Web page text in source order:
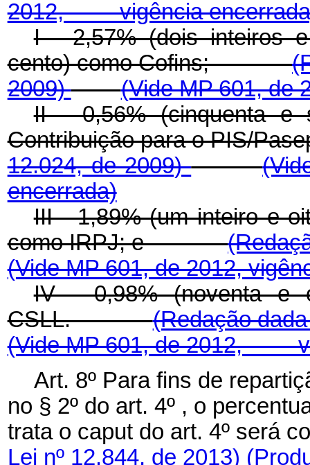
2012, vigência
I - 2,57% (dois inteiros
cento) como Cofins;
2009)
(Vide MP 601,
II - 0,56% (cinquenta e
Contribuição para o
12.024, de 2009)
encerrada)
III - 1,89% (um inteiro e
como IRPJ; e
(Vide MP 601, de 2012,
IV - 0,98% (noventa e
CSLL.(Redação
(Vide MP 601, de 2012,
Art. 8º Para fins de
no § 2º do art. 4º , o
trata o caput do art. 4º
Lei nº 12.844, de 2013)